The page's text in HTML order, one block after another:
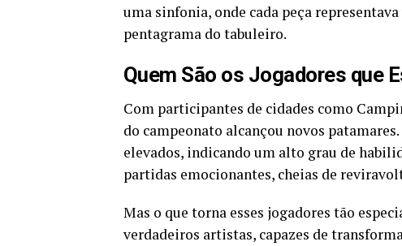
uma sinfonia, onde cada peça
pentagrama do tabuleiro.
Quem São os Jogadores que
Com participantes de cidades como
do campeonato alcançou novos
elevados, indicando um alto grau de
partidas emocionantes, cheias de
Mas o que torna esses jogadores tão
verdadeiros artistas, capazes de